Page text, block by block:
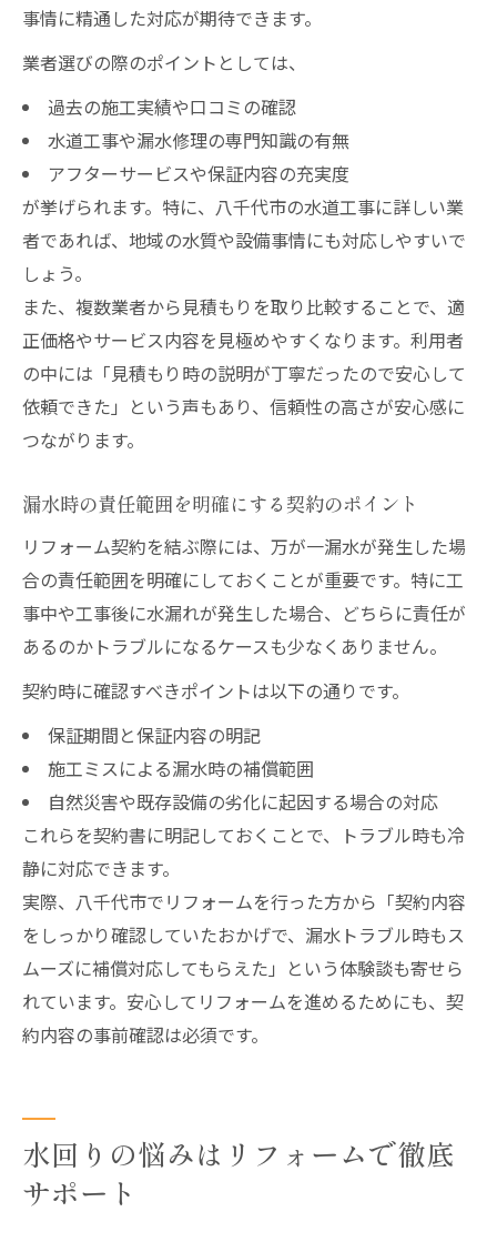
事情に精通した対応が期待できます。
業者選びの際のポイントとしては、
過去の施工実績や口コミの確認
水道工事や漏水修理の専門知識の有無
アフターサービスや保証内容の充実度
が挙げられます。特に、八千代市の水道工事に詳しい業
者であれば、地域の水質や設備事情にも対応しやすいで
しょう。
また、複数業者から見積もりを取り比較することで、適
正価格やサービス内容を見極めやすくなります。利用者
の中には「見積もり時の説明が丁寧だったので安心して
依頼できた」という声もあり、信頼性の高さが安心感に
つながります。
漏水時の責任範囲を明確にする契約のポイント
リフォーム契約を結ぶ際には、万が一漏水が発生した場
合の責任範囲を明確にしておくことが重要です。特に工
事中や工事後に水漏れが発生した場合、どちらに責任が
あるのかトラブルになるケースも少なくありません。
契約時に確認すべきポイントは以下の通りです。
保証期間と保証内容の明記
施工ミスによる漏水時の補償範囲
自然災害や既存設備の劣化に起因する場合の対応
これらを契約書に明記しておくことで、トラブル時も冷
静に対応できます。
実際、八千代市でリフォームを行った方から「契約内容
をしっかり確認していたおかげで、漏水トラブル時もス
ムーズに補償対応してもらえた」という体験談も寄せら
れています。安心してリフォームを進めるためにも、契
約内容の事前確認は必須です。
水回りの悩みはリフォームで徹底
サポート